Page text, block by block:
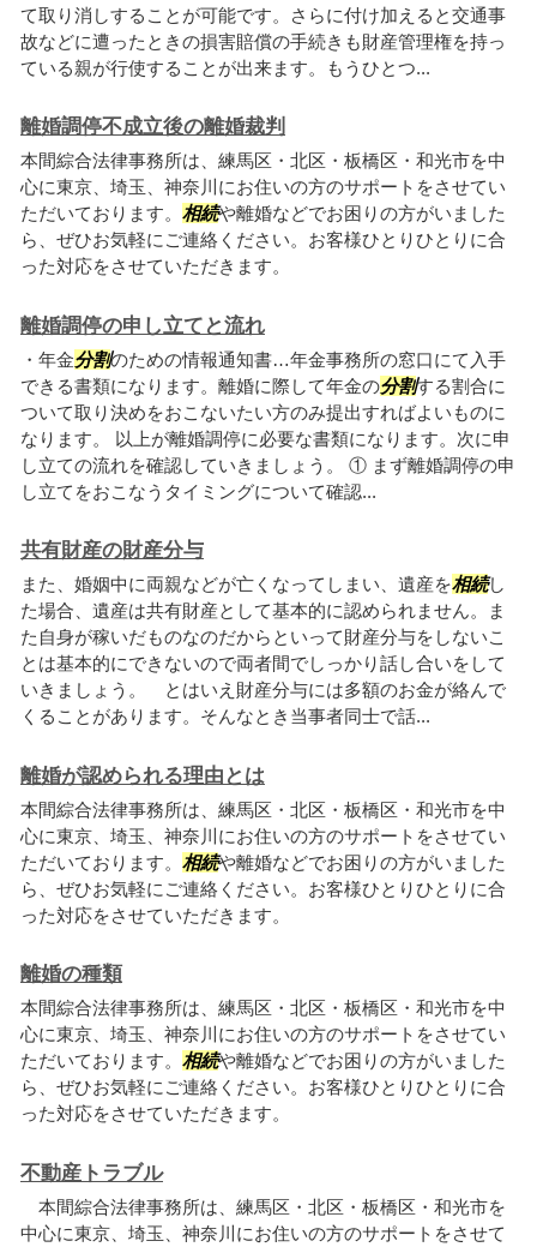
て取り消しすることが可能です。さらに付け加えると交通事
故などに遭ったときの損害賠償の手続きも財産管理権を持っ
ている親が行使することが出来ます。もうひとつ...
離婚調停不成立後の離婚裁判
本間綜合法律事務所は、練馬区・北区・板橋区・和光市を中
心に東京、埼玉、神奈川にお住いの方のサポートをさせてい
ただいております。 相続や離婚などでお困りの方がいました
ら、ぜひお気軽にご連絡ください。お客様ひとりひとりに合
った対応をさせていただきます。
離婚調停の申し立てと流れ
・年金分割のための情報通知書…年金事務所の窓口にて入手
できる書類になります。離婚に際して年金の分割する割合に
ついて取り決めをおこないたい方のみ提出すればよいものに
なります。 以上が離婚調停に必要な書類になります。次に申
し立ての流れを確認していきましょう。 ① まず離婚調停の申
し立てをおこなうタイミングについて確認...
共有財産の財産分与
また、婚姻中に両親などが亡くなってしまい、遺産を相続し
た場合、遺産は共有財産として基本的に認められません。ま
た自身が稼いだものなのだからといって財産分与をしないこ
とは基本的にできないので両者間でしっかり話し合いをして
いきましょう。 とはいえ財産分与には多額のお金が絡んで
くることがあります。そんなとき当事者同士で話...
離婚が認められる理由とは
本間綜合法律事務所は、練馬区・北区・板橋区・和光市を中
心に東京、埼玉、神奈川にお住いの方のサポートをさせてい
ただいております。 相続や離婚などでお困りの方がいました
ら、ぜひお気軽にご連絡ください。お客様ひとりひとりに合
った対応をさせていただきます。
離婚の種類
本間綜合法律事務所は、練馬区・北区・板橋区・和光市を中
心に東京、埼玉、神奈川にお住いの方のサポートをさせてい
ただいております。 相続や離婚などでお困りの方がいました
ら、ぜひお気軽にご連絡ください。お客様ひとりひとりに合
った対応をさせていただきます。
不動産トラブル
本間綜合法律事務所は、練馬区・北区・板橋区・和光市を
中心に東京、埼玉、神奈川にお住いの方のサポートをさせて